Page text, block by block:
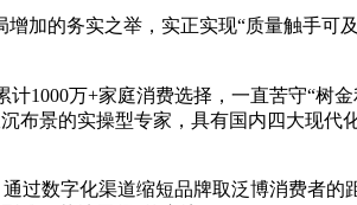
的务实之举，实正实现“质量触手可
万+家庭消费选择，一直苦守“树
布景的实操型专家，具有国内四大现代
数字化渠道缩短品牌取泛博消费者的